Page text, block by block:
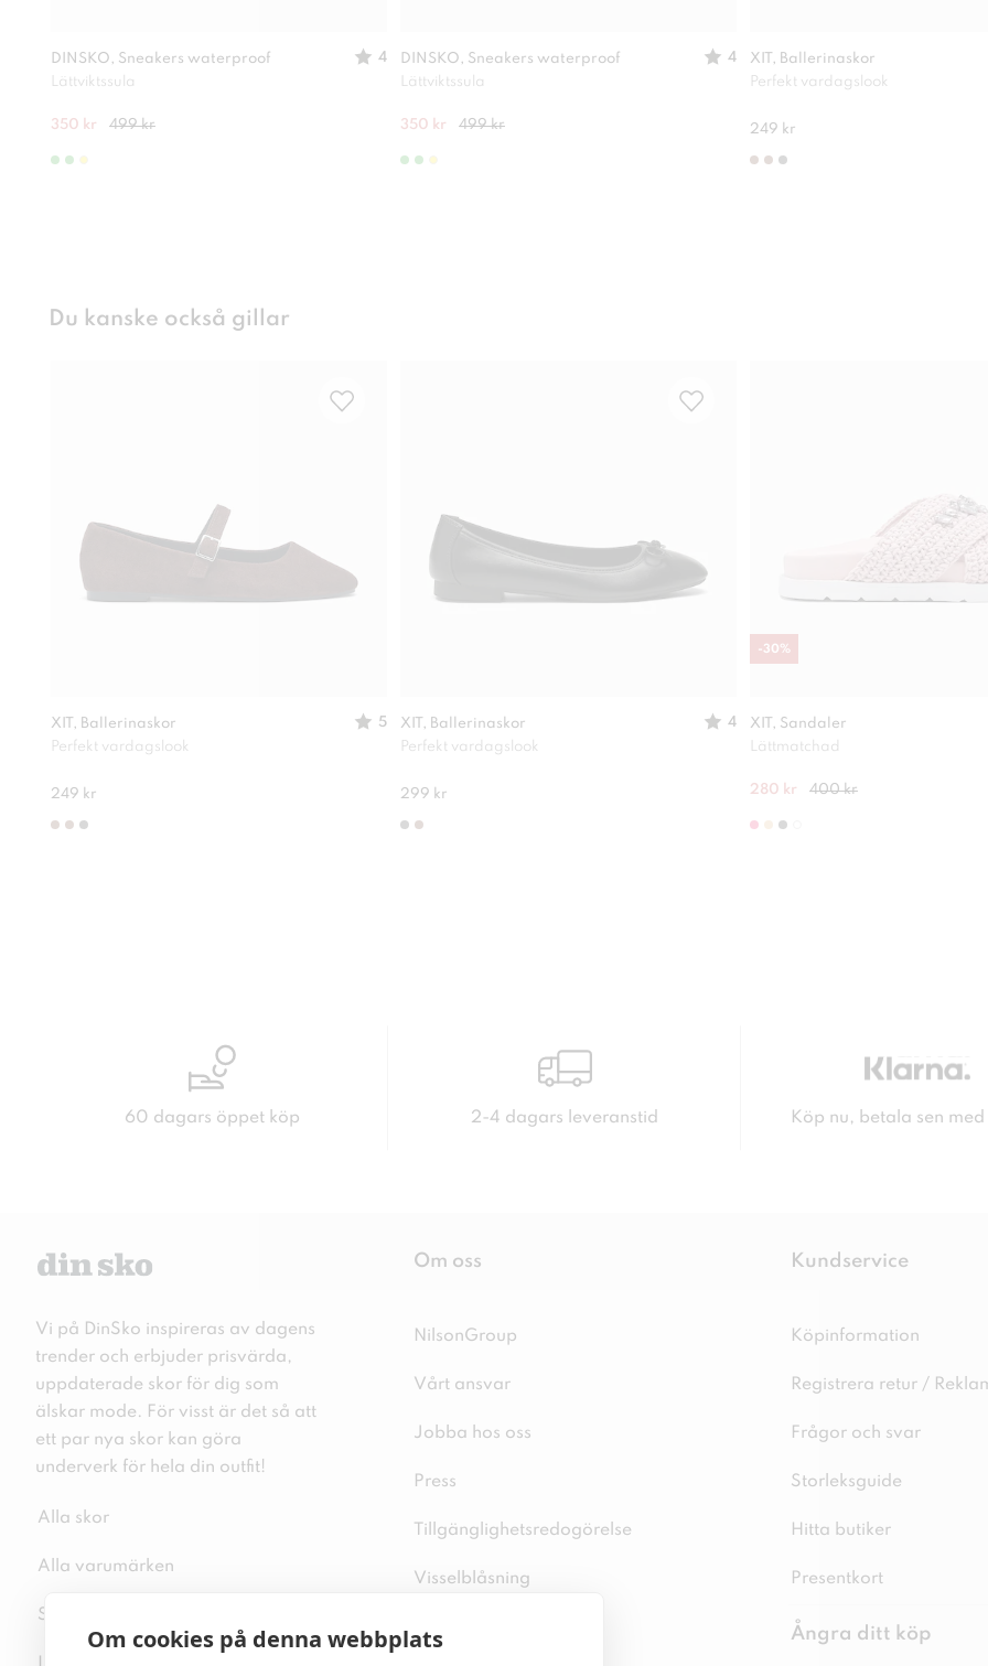
Om cookies på denna webbplats
DINSKO, Sneakers waterproof
4
Lättviktssula
350 kr 499 kr
DINSKO, Sneakers waterproof
4
Lättviktssula
350 kr 499 kr
XIT, Ballerinaskor
Perfekt vardagslook
249 kr
Du kanske också gillar
XIT, Ballerinaskor
5
Perfekt vardagslook
249 kr
XIT, Ballerinaskor
4
Perfekt vardagslook
299 kr
XIT, Sandaler
Lättmatchad
280 kr 400 kr
-30%
60 dagars öppet köp 2-4 dagars leveranstid Köp nu, betala sen
Vi på DinSko inspireras av dagens
trender och erbjuder prisvärda,
uppdaterade skor för dig som
älskar mode. För visst är det så att
ett par nya skor kan göra
underverk för hela din outfit!
Alla skor
Alla varumärken
Sitemap
Om oss
NilsonGroup
Vårt ansvar
Jobba hos oss
Press
Tillgänglighetsredogörelse
Visselblåsning
Kundservice
Köpinformation
Registrera retur /
Frågor och svar
Storleksguide
Hitta butiker
Presentkort
Ångra ditt köp